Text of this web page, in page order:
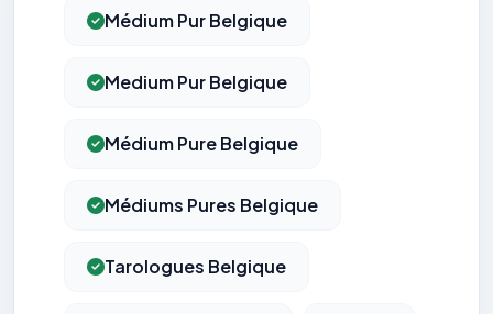
Médium Pur Belgique
Medium Pur Belgique
Médium Pure Belgique
Médiums Pures Belgique
Tarologues Belgique